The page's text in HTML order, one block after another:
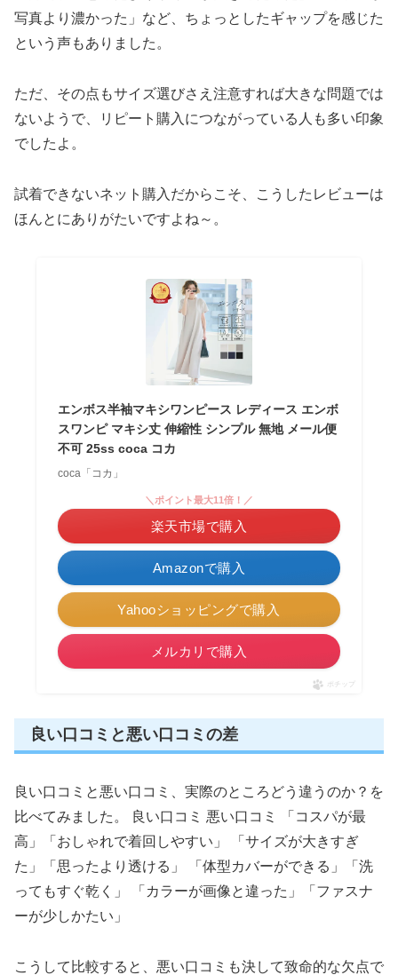
写真より濃かった」など、ちょっとしたギャップを感じた
という声もありました。
ただ、その点もサイズ選びさえ注意すれば大きな問題では
ないようで、リピート購入につながっている人も多い印象
でしたよ。
試着できないネット購入だからこそ、こうしたレビューは
ほんとにありがたいですよね～。
エンボス半袖マキシワンピース レディース エンボ
スワンピ マキシ丈 伸縮性 シンプル 無地 メール便
不可 25ss coca コカ
coca「コカ」
Amazonで購入
＼ポイント最大11倍！／
楽天市場で購入
Yahooショッピングで購入
メルカリで購入
ポチップ
良い口コミと悪い口コミの差
良い口コミと悪い口コミ、実際のところどう違うのか？を
比べてみました。 良い口コミ 悪い口コミ 「コスパが最
高」「おしゃれで着回しやすい」 「サイズが大きすぎ
た」「思ったより透ける」 「体型カバーができる」「洗
ってもすぐ乾く」 「カラーが画像と違った」「ファスナ
ーが少しかたい」
こうして比較すると、悪い口コミも決して致命的な欠点で